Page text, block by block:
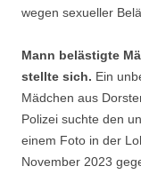
wegen sexueller
Mann belästigte
stellte sich. Ein
Mädchen aus
Polizei suchte den
einem Foto in der
November 2023